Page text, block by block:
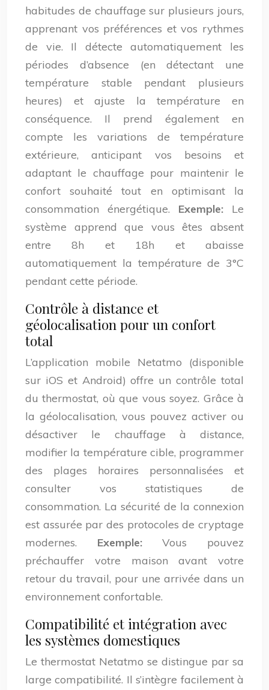
habitudes de chauffage sur plusieurs jours,
apprenant vos préférences et vos rythmes
de vie. Il détecte automatiquement les
périodes d’absence (en détectant une
température stable pendant plusieurs
heures) et ajuste la température en
conséquence. Il prend également en
compte les variations de température
extérieure, anticipant vos besoins et
adaptant le chauffage pour maintenir le
confort souhaité tout en optimisant la
consommation énergétique. Exemple: Le
système apprend que vous êtes absent
entre 8h et 18h et abaisse
automatiquement la température de 3°C
pendant cette période.
Contrôle à distance et
géolocalisation pour un confort
total
L’application mobile Netatmo (disponible
sur iOS et Android) offre un contrôle total
du thermostat, où que vous soyez. Grâce à
la géolocalisation, vous pouvez activer ou
désactiver le chauffage à distance,
modifier la température cible, programmer
des plages horaires personnalisées et
consulter vos statistiques de
consommation. La sécurité de la connexion
est assurée par des protocoles de cryptage
modernes. Exemple:Vous pouvez
préchauffer votre maison avant votre
retour du travail, pour une arrivée dans un
environnement confortable.
Compatibilité et intégration avec
les systèmes domestiques
Le thermostat Netatmo se distingue par sa
large compatibilité. Il s’intègre facilement à